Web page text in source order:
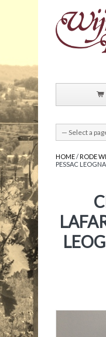
HOME/ RODE
PESSAC